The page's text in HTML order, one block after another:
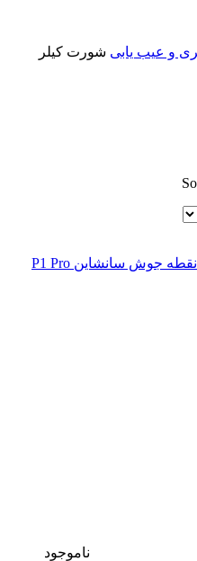
و عیب یابی شورت کیلر
ناموجود